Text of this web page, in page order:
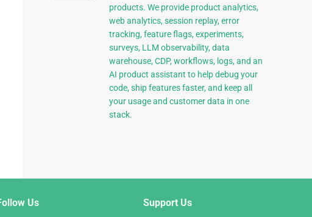
products. We provide product analytics,
web analytics, session replay, error
tracking, feature flags, experiments,
surveys, LLM observability, data
warehouse, CDP, workflows, logs, and an
AI product assistant to help debug your
code, ship features faster, and keep all
your usage and customer data in one
stack.
Us Support Us